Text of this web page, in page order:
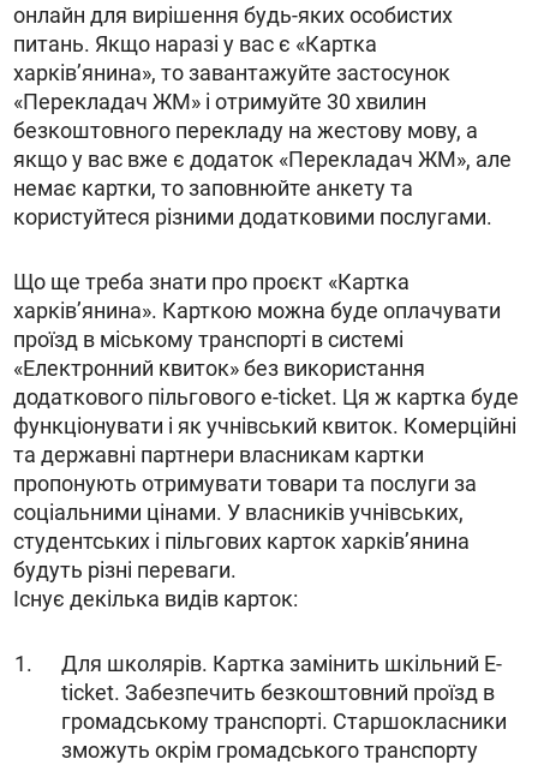
онлайн для вирішення будь-яких особистих
питань. Якщо наразі у вас є «Картка
харків’янина», то завантажуйте застосунок
«Перекладач ЖМ» і отримуйте 30 хвилин
безкоштовного перекладу на жестову мову, а
якщо у вас вже є додаток «Перекладач ЖМ», але
немає картки, то заповнюйте анкету та
користуйтеся різними додатковими послугами.
Що ще треба знати про проєкт «Картка
харків’янина». Карткою можна буде оплачувати
проїзд в міському транспорті в системі
«Електронний квиток» без використання
додаткового пільгового e-ticket. Ця ж картка буде
функціонувати і як учнівський квиток. Комерційні
та державні партнери власникам картки
пропонують отримувати товари та послуги за
соціальними цінами. У власників учнівських,
студентських і пільгових карток харків’янина
будуть різні переваги.
Існує декілька видів карток:
Для школярів. Картка замінить шкільний Е-
ticket. Забезпечить безкоштовний проїзд в
громадському транспорті. Старшокласники
зможуть окрім громадського транспорту